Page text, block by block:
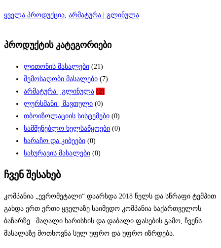
ყველა პროდუქცია, არმატურა | გლინულა
პროდუქტის კატეგორიები
ლითონის მასალები (21)
შემოსაღობი მასალები (7)
არმატურა | გლინულა (2)
ლურსმანი | მავთული (0)
თბოიზოლაციის სისტემები (0)
სამშენებლო ხელსაწყოები (0)
ხარაჩო და კიბეები (0)
სახურავის მასალები (0)
ჩვენ შესახებ
კომპანია „ევრომეტალი“ დაარსდა 2018 წელს და სწრაფი ტემპით
გახდა ერთ ერთი ყველაზე საიმედო კომპანია საქართველოს
ბაზარზე. მაღალი ხარისხის და დაბალი ფასების გამო, ჩვენს
მასალაზე მოთხოვნა სულ უფრო და უფრო იზრდება.